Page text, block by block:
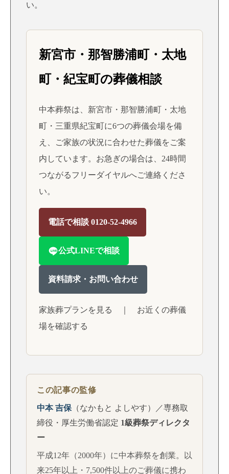
い。
新宮市・那智勝浦町・太地
町・紀宝町の葬儀相談
中本葬祭は、新宮市・那智勝浦町・太地
町・三重県紀宝町に6つの葬儀会場を備
え、ご家族の状況に合わせた葬儀をご案
内しています。お急ぎの場合は、24時間
つながるフリーダイヤルへご連絡くださ
い。
電話で相談 0120-52-4966
公式LINEで相談
資料請求・お問い合わせ
家族葬プランを見る
お近くの葬儀
場を確認する
この記事の監修
中本 吉保 （なかもと よしやす）／専務取
締役・厚生労働省認定 1級葬祭ディレクタ
ー
平成12年（2000年）に中本葬祭を創業。以
来25年以上・7,500件以上のご葬儀に携わ